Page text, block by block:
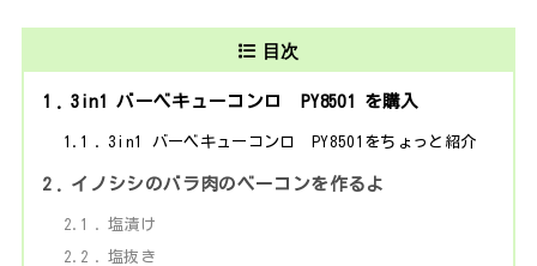
目次
1 3in1 バーベキューコンロ PY8501 を購入
1.1 3in1 バーベキューコンロ PY8501をちょっと紹介
2 イノシシのバラ肉のベーコンを作るよ
2.1
塩漬け
2.2
塩抜き